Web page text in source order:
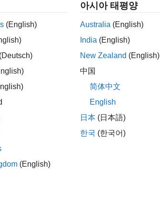
(English)
(Deutsch)
(English)
아시아 태평양
Australia (English)
India (English)
New Zealand (English)
中国
简体中文
English
日本 (日本語)
한국 (한국어)